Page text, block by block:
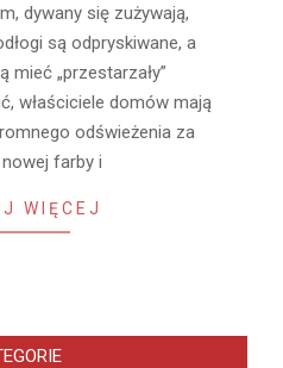
dywany się zużywają,
są odpryskiwane, a
mieć „przestarzały”
właściciele domów mają
odświeżenia za
farby i
WIĘCEJ